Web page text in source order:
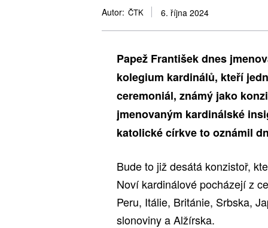
Autor: ČTK 6. října 2024
Papež František dnes
kolegium kardinálů, kteří
ceremoniál, známý jako
jmenovaným kardinálské
katolické církve to oznámil
Bude to již desátá konzistoř,
Noví kardinálové pocházejí z
Peru, Itálie, Británie, Srbska,
slonoviny a Alžírska.